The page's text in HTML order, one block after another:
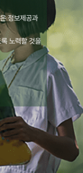
정보제공과
노력할 것을